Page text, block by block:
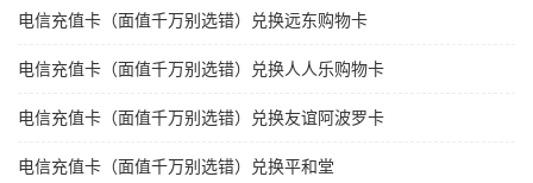
电信充值卡（面值千万别选错）兑换远东购物卡
电信充值卡（面值千万别选错）兑换人人乐购物卡
电信充值卡（面值千万别选错）兑换友谊阿波罗卡
电信充值卡（面值千万别选错）兑换平和堂